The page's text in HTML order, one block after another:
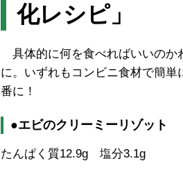
化レシピ」
具体的に何を食べればいいのか
に。いずれもコンビニ食材で簡
番に！
●エビのクリーミーリゾット
たんぱく質12.9g 塩分3.1g